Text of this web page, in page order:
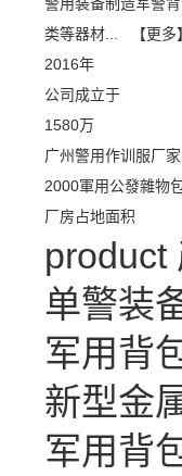
类等器材...
【更多】
2016年
公司成立于
1580万
广州警用作训服厂家
2000軍用公發雜物
厂房占地面积
product
单警装
军用背
新型金
军用背